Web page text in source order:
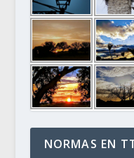
NORMAS EN